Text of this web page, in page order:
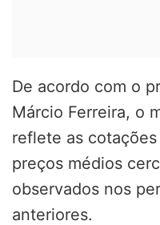
De acordo com o
Márcio Ferreira, o
reflete as
preços médios
observados nos
anteriores.